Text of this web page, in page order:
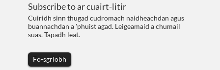
Subscribe to ar cuairt-litir
Cuiridh sinn thugad cudromach naidheachdan agus
buannachdan a 'phuist agad. Leigeamaid a chumail
suas. Tapadh leat.
Fo-sgrìobh